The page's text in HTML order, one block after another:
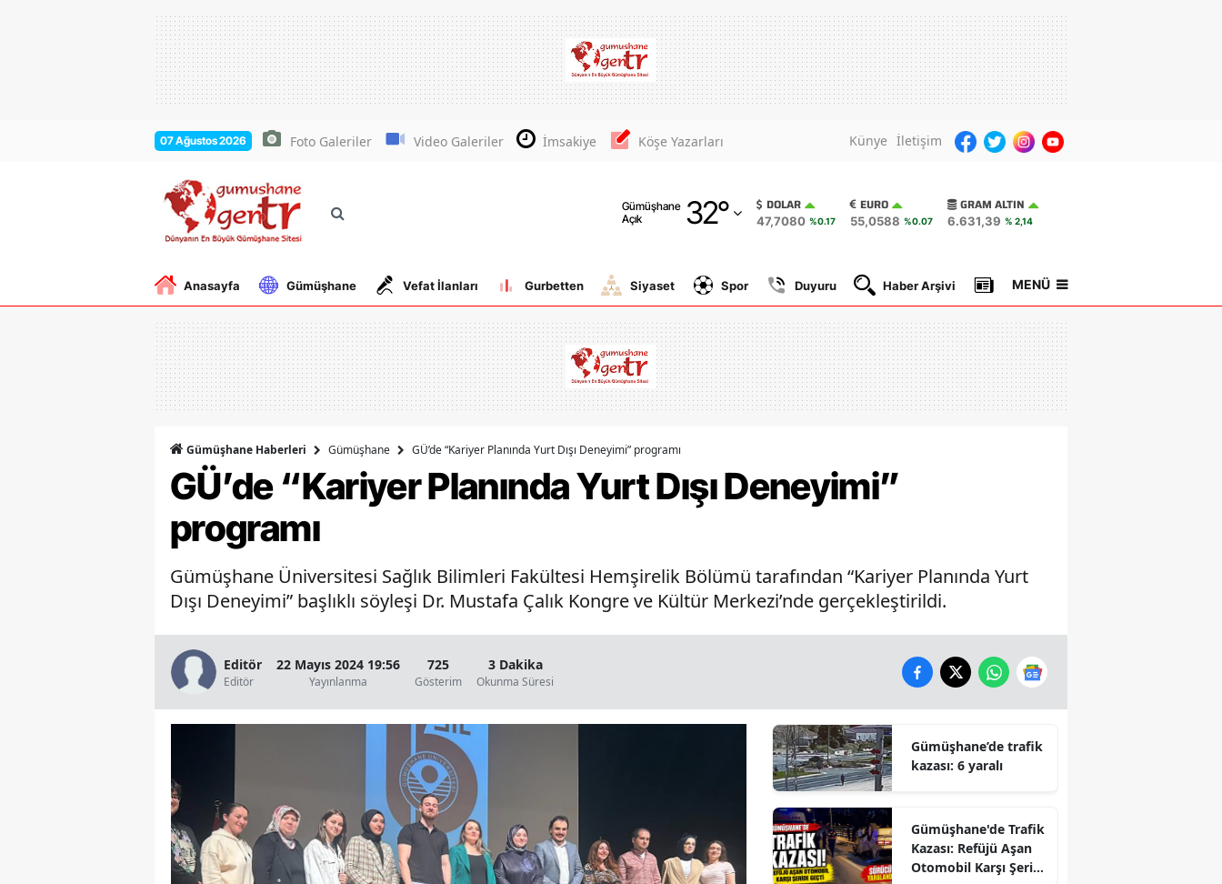
07 Ağustos 2026 Foto Galeriler Video Galeriler İmsakiye Köşe Yazarları Künye İletişim
Gümüşhane
Açık
32°
Adana
Adıyaman
Amasya
Antalya
Aydın
Balıkesir
Bitlis
Burdur
Bursa
Çorum
Edirne
Elazığ
DOLAR
47,7080 %0.17
EURO
55,0588 %0.07
GRAM ALTIN
6.631,39 % 2,14
Anasayfa Gümüşhane Vefat İlanları Gurbetten Siyaset Spor Duyuru Haber Arşivi Gazete Manşetleri
MENÜ
Gümüşhane Haberleri Gümüşhane GÜ’de “Kariyer Planında Yurt Dışı Deneyimi” programı
GÜ’de “Kariyer Planında Yurt Dışı Deneyimi”
programı
Gümüşhane Üniversitesi Sağlık Bilimleri Fakültesi Hemşirelik Bölümü tarafından “Kariyer Planında Yurt
Dışı Deneyimi” başlıklı söyleşi Dr. Mustafa Çalık Kongre ve Kültür Merkezi’nde gerçekleştirildi.
Editör
Editör
22 Mayıs 2024 19:56
Yayınlanma
725
Gösterim
3 Dakika
Okunma Süresi
Gümüşhane’de trafik
kazası: 6 yaralı
Gümüşhane'de Trafik
Kazası: Refüjü Aşan
Otomobil Karşı Şeride